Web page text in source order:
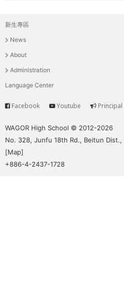
THE
PUTTING
YOU
ON
PATH
GLOBAL
CITIZENSHIP
主
選
單
新生專區
News
About
Administration
Language Center
Service
Facebook Youtube
WAGOR High School © 2012-2026
No. 328, Junfu 18th Rd., Beitun Dist.,
[Map]
+886-4-2437-1728